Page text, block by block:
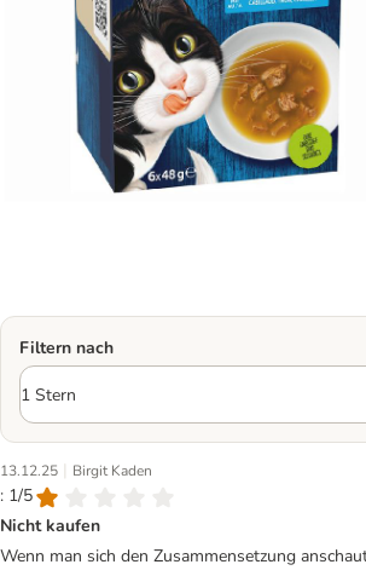
Filtern nach
13.12.25 | Birgit Kaden
: 1/5
Nicht kaufen
Wenn man sich den Zusammensetzung